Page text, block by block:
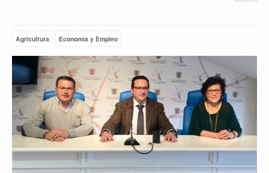
Agricultura Economía y Empleo